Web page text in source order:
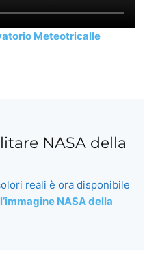
Meteotricalle
NASA della
reali è ora disponibile
NASA della